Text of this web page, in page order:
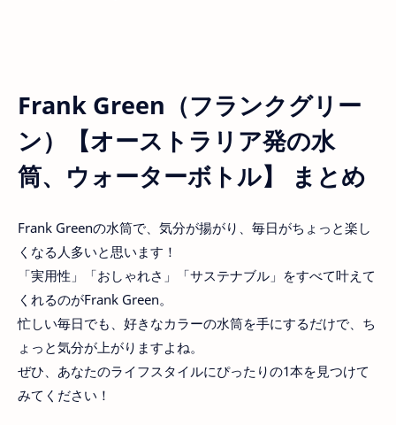
Frank Green（フランクグリー
ン）【オーストラリア発の水
筒、ウォーターボトル】 まとめ
Frank Greenの水筒で、気分が揚がり、毎日がちょっと楽し
くなる人多いと思います！
「実用性」「おしゃれさ」「サステナブル」をすべて叶えて
くれるのがFrank Green。
忙しい毎日でも、好きなカラーの水筒を手にするだけで、ち
ょっと気分が上がりますよね。
ぜひ、あなたのライフスタイルにぴったりの1本を見つけて
みてください！